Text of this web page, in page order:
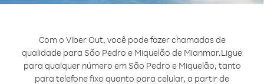
Com o Viber Out, você pode fazer chamadas de
qualidade para São Pedro e Miquelão de Mianmar.Ligue
para qualquer número em São Pedro e Miquelão, tanto
para telefone fixo quanto para celular, a partir de